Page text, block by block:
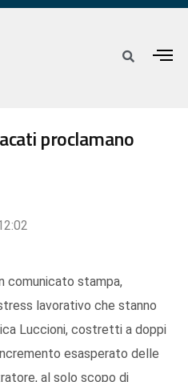
proclamano
comunicato stampa,
lavorativo che stanno
Luccioni, costretti a doppi
esasperato delle
al solo scopo di